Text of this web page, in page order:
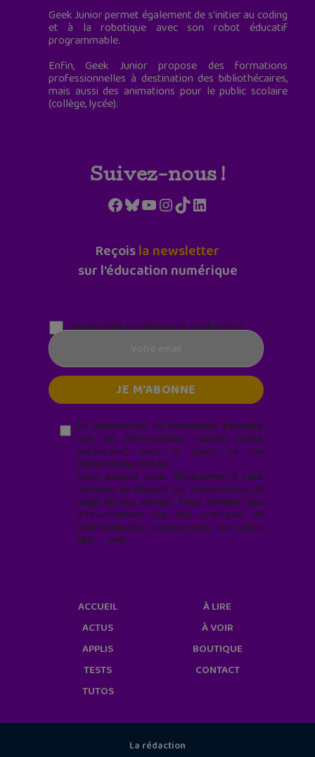
Geek Junior permet également de s'initier au coding
et à la robotique avec son robot éducatif
programmable.
Enfin, Geek Junior propose des formations
professionnelles à destination des bibliothécaires,
mais aussi des animations pour le public scolaire
(collège, lycée).
Suivez-nous !
Facebook
Bluesky
YouTube
Instagram
TikTokLinkedIn
Reçoisla newsletter
sur l'éducation numérique
Parentalité numérique (le lundi matin)
En soumettant ce formulaire, j’accepte
que les informations saisies soient
exploitées* dans le cadre de ma
demande de contact.
Vous pouvez vous désabonner à tout
moment en cliquant sur le lien en bas de
page de nos emails. Pour obtenir plus
d'informations sur nos pratiques de
confidentialité, rendez-vous sur notre
site web
ACCUEIL
ACTUS
APPLIS
TESTS
TUTOS
À LIRE
À VOIR
BOUTIQUE
CONTACT
La rédaction